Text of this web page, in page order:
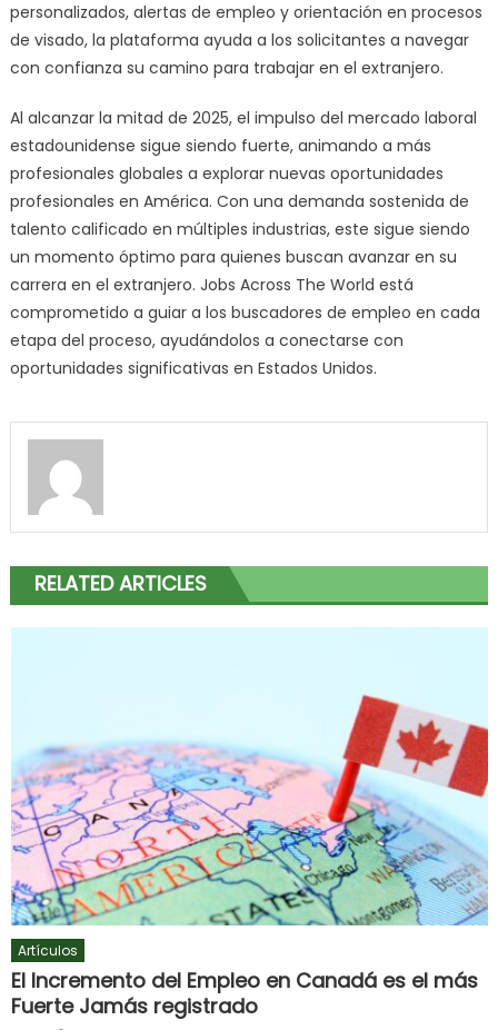
personalizados, alertas de empleo y orientación en procesos
de visado, la plataforma ayuda a los solicitantes a navegar
con confianza su camino para trabajar en el extranjero.
Al alcanzar la mitad de 2025, el impulso del mercado laboral
estadounidense sigue siendo fuerte, animando a más
profesionales globales a explorar nuevas oportunidades
profesionales en América. Con una demanda sostenida de
talento calificado en múltiples industrias, este sigue siendo
un momento óptimo para quienes buscan avanzar en su
carrera en el extranjero. Jobs Across The World está
comprometido a guiar a los buscadores de empleo en cada
etapa del proceso, ayudándolos a conectarse con
oportunidades significativas en Estados Unidos.
RELATED ARTICLES
Artículos
El Incremento del Empleo en Canadá es el más
Fuerte Jamás registrado